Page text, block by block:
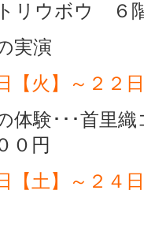
リウボウ ６
実演
【火】～２２日
体験･･･首里織
０円
【土】～２４日